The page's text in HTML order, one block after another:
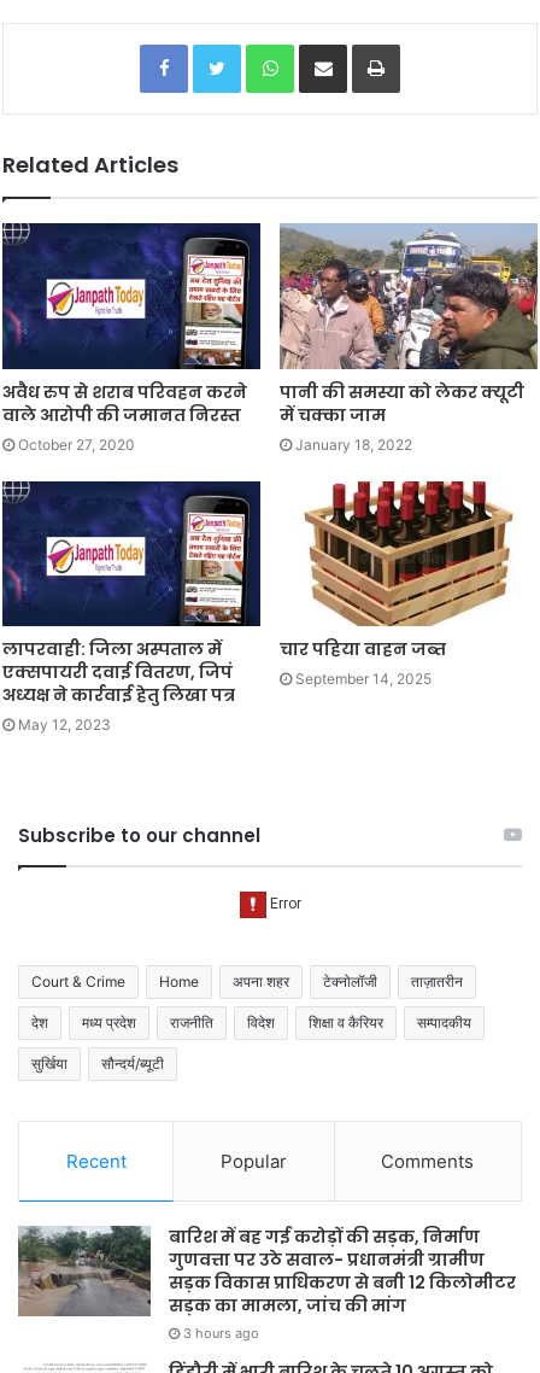
Facebook Twitter WhatsApp
Related Articles
अवैध रुप से शराब परिवहन करने
वाले आरोपी की जमानत निरस्त
October 27, 2020
पानी की समस्या को लेकर क्यूटी
में चक्का जाम
January 18, 2022
लापरवाही: जिला अस्पताल में
एक्सपायरी दवाई वितरण, जिपं
अध्यक्ष ने कार्रवाई हेतु लिखा पत्र
May 12, 2023
चार पहिया वाहन जब्त
September 14, 2025
Subscribe to our channel
Court & Crime Home अपना शहर टेक्नोलॉजी ताज़ातरीन
देश मध्य प्रदेश राजनीति विदेश शिक्षा व कैरियर सम्पादकीय
सुर्खिया सौन्दर्य/ब्यूटी
Recent Popular Comments
बारिश में बह गई करोड़ों की सड़क, निर्माण
गुणवत्ता पर उठे सवाल- प्रधानमंत्री ग्रामीण
सड़क विकास प्राधिकरण से बनी 12 किलोमीटर
सड़क का मामला, जांच की मांग
3 hours ago